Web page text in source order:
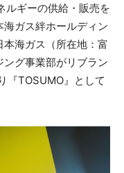
ルギーの供給・販売を
ガス絆ホールディン
海ガス（所在地：富
グ事業部がリブラン
『TOSUMO』として